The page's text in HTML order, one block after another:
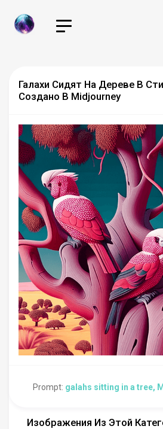
Галахи Сидят На Дереве В
Создано В Midjourney
Prompt: galahs sitting in a tree,
Изображения Из Этой